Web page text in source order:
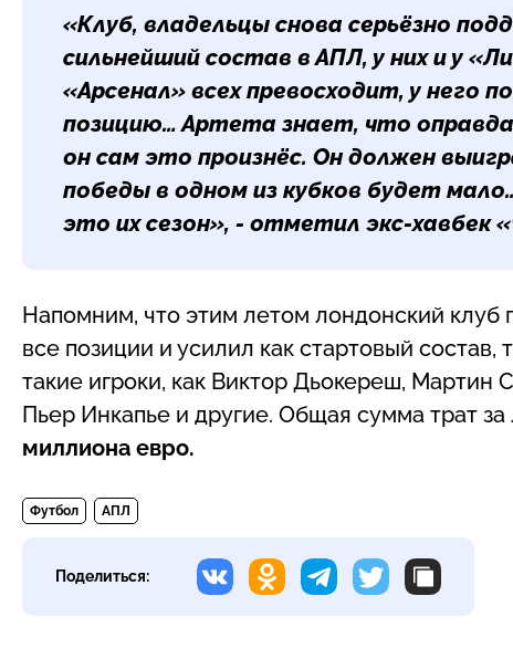
«Клуб, владельцы снова серьёзно
сильнейший состав в АПЛ, у них и у
«Арсенал» всех превосходит, у него
позицию… Артета знает, что
он сам это произнёс. Он должен
победы в одном из кубков будет
это их сезон», - отметил экс-хавбек
Напомним, что этим летом лондонский клуб
все позиции и усилил как стартовый
такие игроки, как Виктор Дьокереш,
Пьер Инкапье и другие. Общая сумма трат
миллиона евро.
Футбол АПЛ
Поделиться: